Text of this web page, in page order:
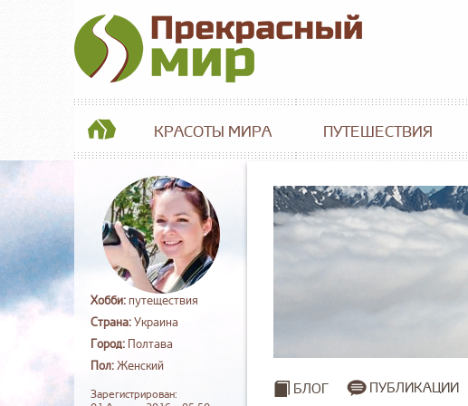
КРАСОТЫ МИРА ПУТЕШЕСТВИЯ
Хобби:путеществия
Страна:Украина
Город: Полтава
Пол:Женский
Зарегистрирован:
БЛОГ ПУБЛИКАЦИИ